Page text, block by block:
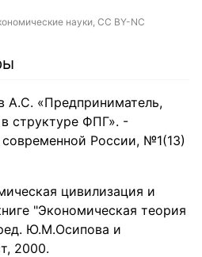
науки, CC BY-NC
А.С. «Предприниматель,
структуре ФПГ». -
России, №1(13)
цивилизация и
"Экономическая теория
Ю.М.Осипова и
2000.